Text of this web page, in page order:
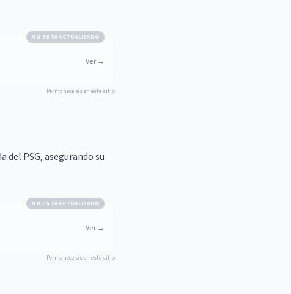
NO ESTÁ ACTUALIZADO
Ver →
Permanecerás en este sitio
PSG, asegurando su
NO ESTÁ ACTUALIZADO
Ver →
Permanecerás en este sitio